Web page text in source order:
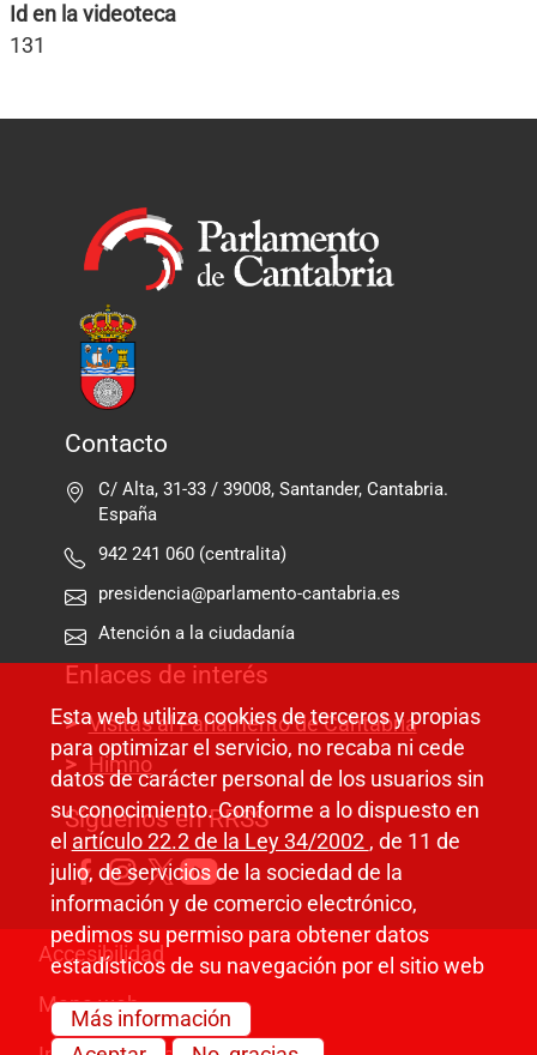
Id en la videoteca
131
Contacto
C/ Alta, 31-33 / 39008, Santander, Cantabria.
España
942 241 060 (centralita)
presidencia@parlamento-cantabria.es
Atención a la ciudadanía
Enlaces de interés
Visitas al Parlamento de Cantabria
Himno
Síguenos en RRSS
Pie de página
Accesibilidad
Mapa web
Esta web utiliza cookies de terceros y propias
para optimizar el servicio, no recaba ni cede
datos de carácter personal de los usuarios sin
su conocimiento. Conforme a lo dispuesto en
el artículo 22.2 de la Ley 34/2002 , de 11 de
julio, de servicios de la sociedad de la
información y de comercio electrónico,
pedimos su permiso para obtener datos
estadísticos de su navegación por el sitio web
Más información